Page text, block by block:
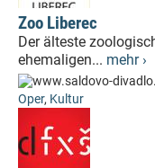
Zoo Liberec
Der älteste
ehemaligen... mehr ›
Oper, Kultur